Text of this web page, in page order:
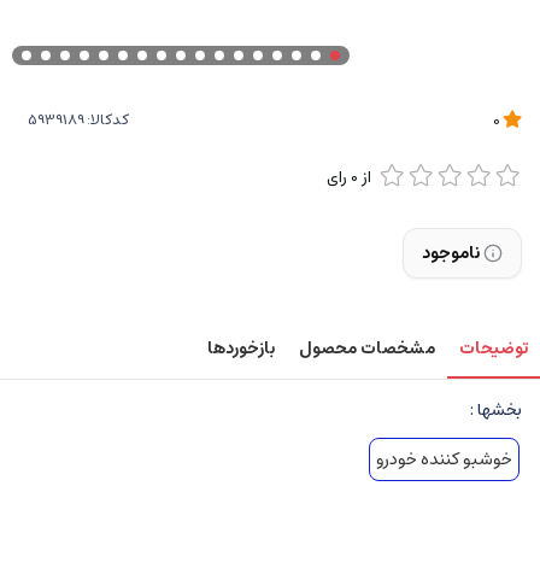
کدکالا:
از0 رای
ناموجود
توضیحات مشخصات محصول بازخوردها
بخشها :
خوشبو کننده خودرو